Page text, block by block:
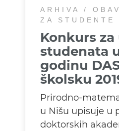
ARHIVA /
ZA STUDENTE
Konkurs za
studenata
godinu
školsku
Prirodno-
u Nišu upisuje u
doktorskih